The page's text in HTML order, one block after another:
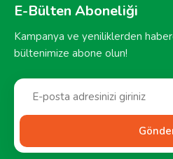
E-Bülten Aboneliği
Kampanya ve yeniliklerden
bültenimize abone olun!